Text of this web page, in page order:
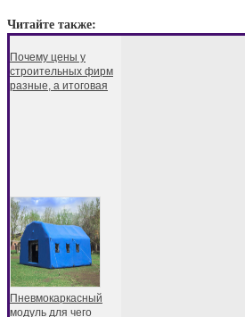
Читайте также:
Почему цены у
строительных фирм
разные, а итоговая
Пневмокаркасный
модуль для чего